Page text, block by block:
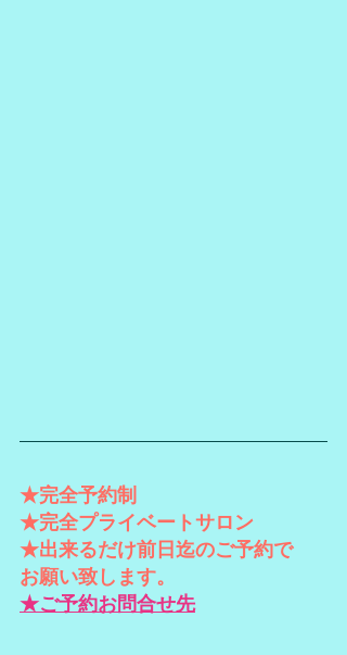
★完全予約制
★完全プライベートサロン
★出来るだけ前日迄のご予約で
お願い致します。
★ご予約お問合せ先